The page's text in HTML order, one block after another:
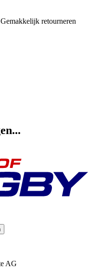
Gemakkelijk retourneren
AG